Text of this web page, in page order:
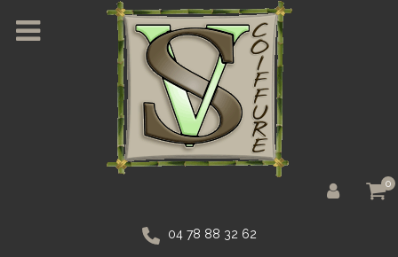
0
04 78 88 32 62